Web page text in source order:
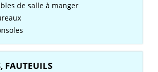
de salle à manger
FAUTEUILS